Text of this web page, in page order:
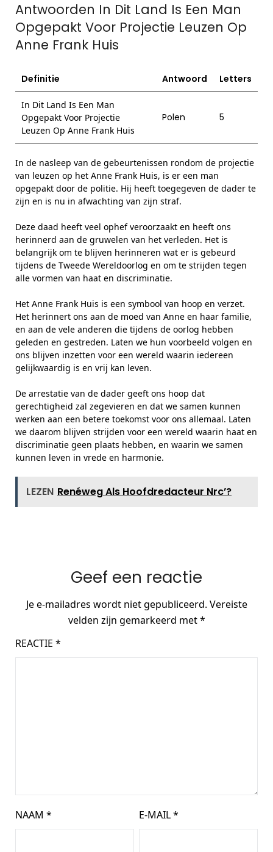
Antwoorden In Dit Land Is Een Man
Opgepakt Voor Projectie Leuzen Op
Anne Frank Huis
Definitie Antwoord Letters
In Dit Land Is Een Man
Opgepakt Voor Projectie
Leuzen Op Anne Frank Huis
Polen 5
In de nasleep van de gebeurtenissen rondom de projectie
van leuzen op het Anne Frank Huis, is er een man
opgepakt door de politie. Hij heeft toegegeven de dader te
zijn en is nu in afwachting van zijn straf.
Deze daad heeft veel ophef veroorzaakt en heeft ons
herinnerd aan de gruwelen van het verleden. Het is
belangrijk om te blijven herinneren wat er is gebeurd
tijdens de Tweede Wereldoorlog en om te strijden tegen
alle vormen van haat en discriminatie.
Het Anne Frank Huis is een symbool van hoop en verzet.
Het herinnert ons aan de moed van Anne en haar familie,
en aan de vele anderen die tijdens de oorlog hebben
geleden en gestreden. Laten we hun voorbeeld volgen en
ons blijven inzetten voor een wereld waarin iedereen
gelijkwaardig is en vrij kan leven.
De arrestatie van de dader geeft ons hoop dat
gerechtigheid zal zegevieren en dat we samen kunnen
werken aan een betere toekomst voor ons allemaal. Laten
we daarom blijven strijden voor een wereld waarin haat en
discriminatie geen plaats hebben, en waarin we samen
kunnen leven in vrede en harmonie.
LEZEN Renéweg Als Hoofdredacteur Nrc’?
Geef een reactie
Je e-mailadres wordt niet gepubliceerd. Vereiste
velden zijn gemarkeerd met*
REACTIE *
NAAM * E-MAIL*